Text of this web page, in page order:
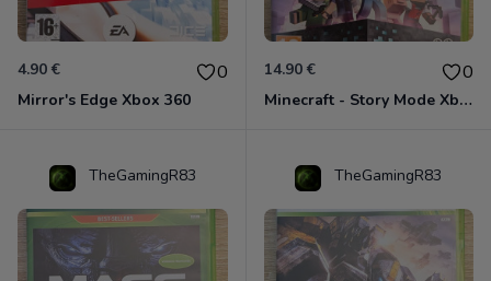
4.90 € 0
Mirror's Edge Xbox 360
14.90 € 0
Minecraft - Story Mode Xbox 360
TheGamingR83 TheGamingR83